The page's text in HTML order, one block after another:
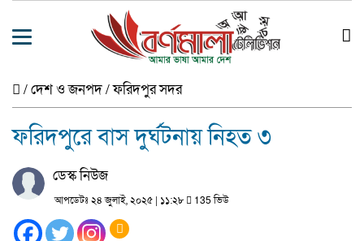
/দেশ ও জনপদ/ফরিদপুর সদর
ফরিদপুরে বাস দুর্ঘটনায় নিহত ৩
ডেস্ক নিউজ
আপডেটঃ ২৪ জুলাই, ২০২৫ | ১১:২৮ 135 ভিউ